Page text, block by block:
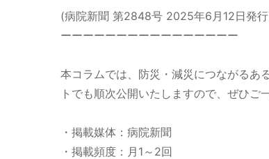
(病院新聞 第2848号 2025年6月12日発
ーーーーーーーーーーーーーーーー
本コラムでは、防災・減災につながるあ
トでも順次公開いたしますので、ぜひご
・掲載媒体：病院新聞
・掲載頻度：月1～2回